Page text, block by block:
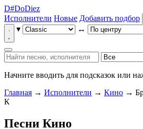
D#DoDiez
Исполнители Новые Добавить подбор
▾ ↔
Начните вводить для подсказок или
Главная → Исполнители → Кино →
К
Песни Кино